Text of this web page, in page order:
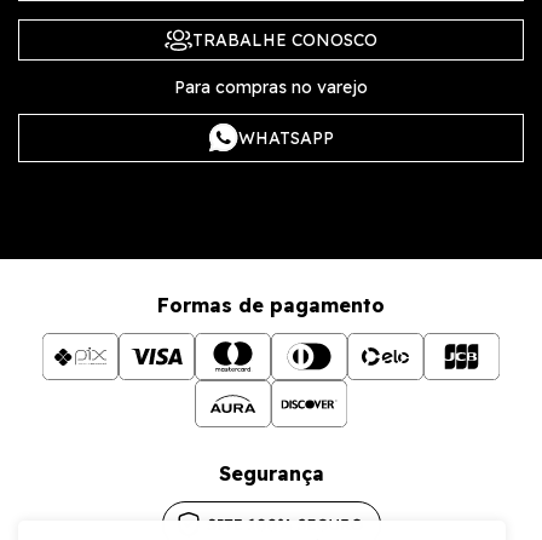
TRABALHE CONOSCO
Para compras no varejo
WHATSAPP
Formas de pagamento
Segurança